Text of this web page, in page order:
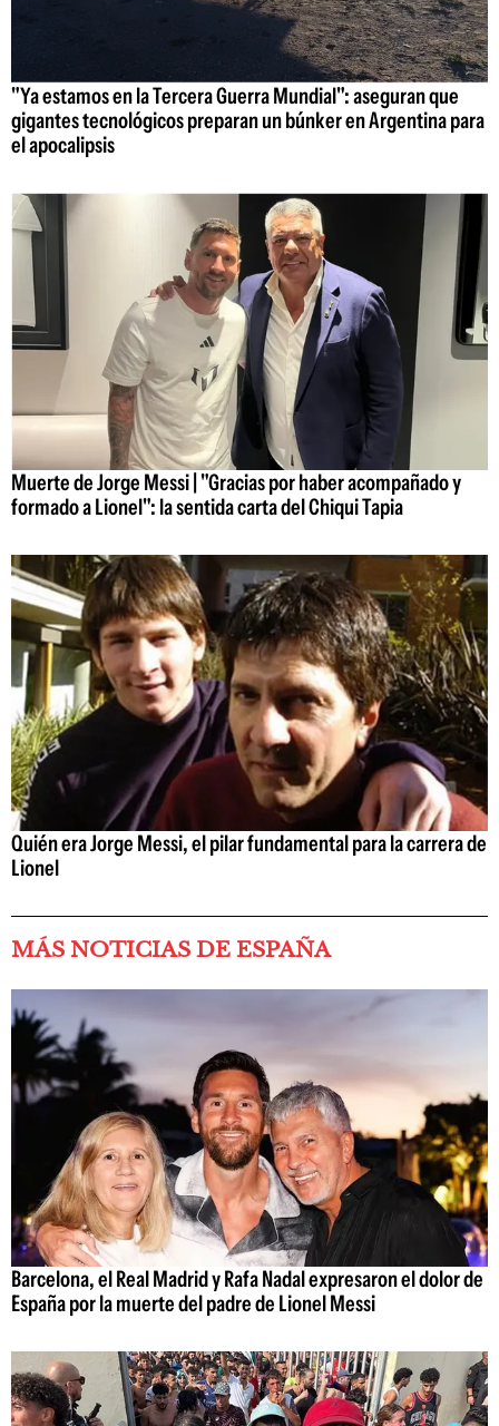
"Ya estamos en la Tercera Guerra Mundial": aseguran que
gigantes tecnológicos preparan un búnker en Argentina para
el apocalipsis
Muerte de Jorge Messi | "Gracias por haber acompañado y
formado a Lionel": la sentida carta del Chiqui Tapia
Quién era Jorge Messi, el pilar fundamental para la carrera de
Lionel
MÁS NOTICIAS DE ESPAÑA
Barcelona, el Real Madrid y Rafa Nadal expresaron el dolor de
España por la muerte del padre de Lionel Messi